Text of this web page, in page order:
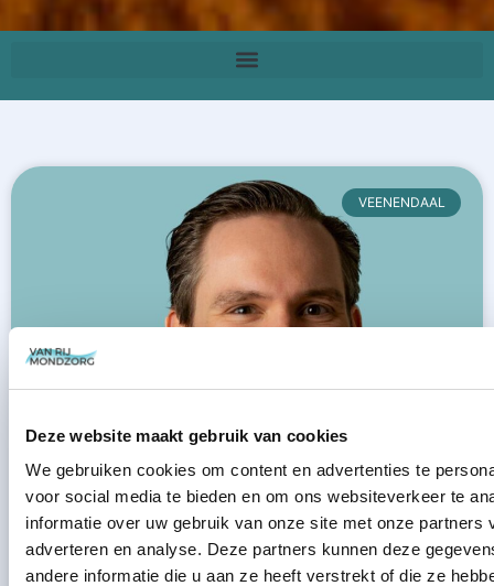
Deze website maakt gebruik van cookies
We gebruiken cookies om content en advertenties te
voor social media te bieden en om ons websiteverkeer te
informatie over uw gebruik van onze site met onze partners
adverteren en analyse. Deze partners kunnen deze
andere informatie die u aan ze heeft verstrekt of die ze
VEENENDAAL